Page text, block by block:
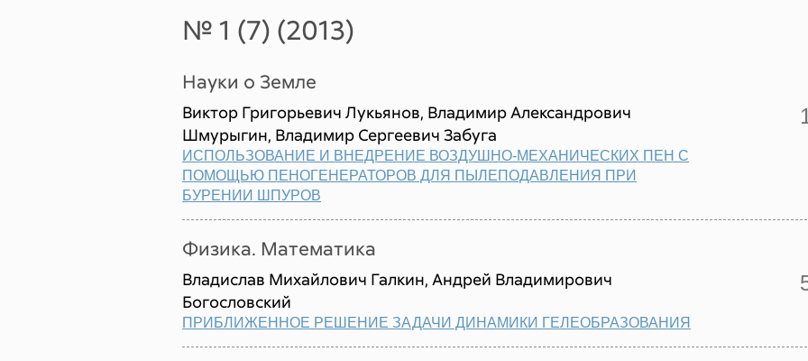
№ 1 (7) (2013)
Науки о Земле
Виктор Григорьевич Лукьянов, Владимир Александрович
Шмурыгин, Владимир Сергеевич Забуга
ИСПОЛЬЗОВАНИЕ И ВНЕДРЕНИЕ ВОЗДУШНО-МЕХАНИЧЕСКИХ ПЕН С
ПОМОЩЬЮ ПЕНОГЕНЕРАТОРОВ ДЛЯ ПЫЛЕПОДАВЛЕНИЯ ПРИ
БУРЕНИИ ШПУРОВ
Физика. Математика
Владислав Михайлович Галкин, Андрей Владимирович
Богословский
ПРИБЛИЖЕННОЕ РЕШЕНИЕ ЗАДАЧИ ДИНАМИКИ ГЕЛЕОБРАЗОВАНИЯ